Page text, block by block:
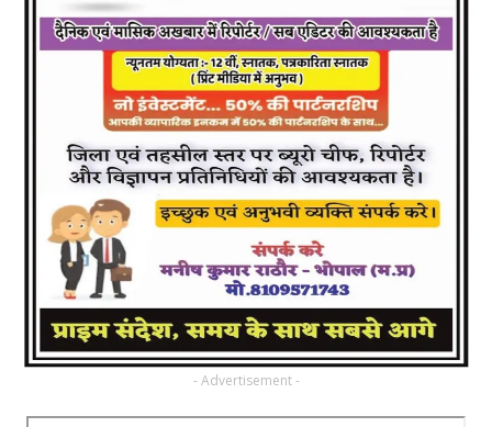
- Advertisement -